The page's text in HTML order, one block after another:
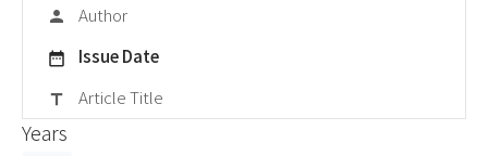
person Author
date_range Issue Date
title Article Title
Years